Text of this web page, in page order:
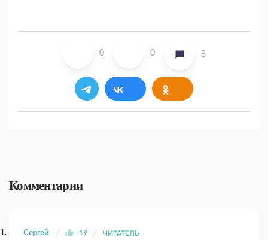
0 0 8
Комментарии
Сергей 19 ЧИТАТЕЛЬ